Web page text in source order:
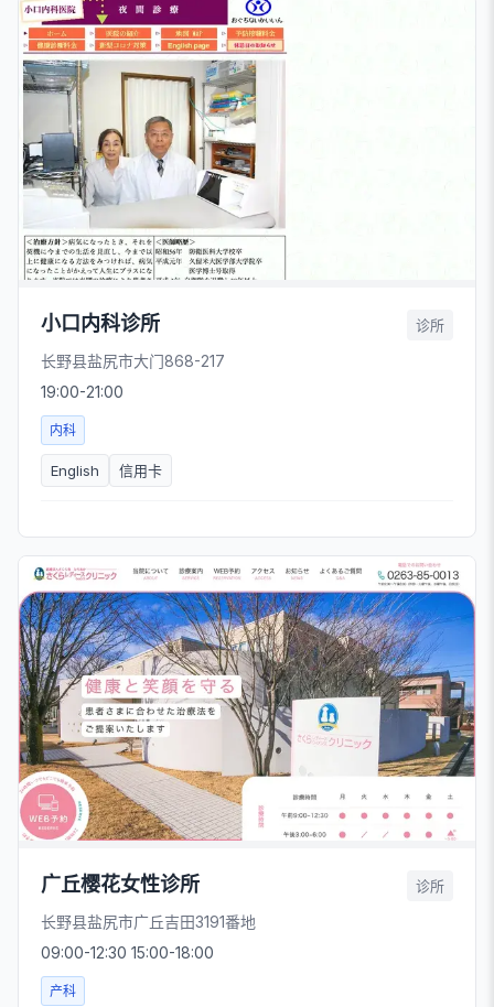
小口内科诊所 诊所
长野县盐尻市大门868-217
19:00-21:00
内科
English 信用卡
广丘樱花女性诊所 诊所
长野县盐尻市广丘吉田3191番地
09:00-12:30 15:00-18:00
产科